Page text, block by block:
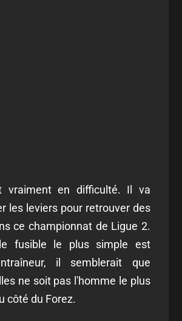
vraiment en difficulté. Il va
les leviers pour retrouver des
ce championnat de Ligue 2.
fusible le plus simple est
il semblerait que
ne soit pas l'homme le plus
côté du Forez.